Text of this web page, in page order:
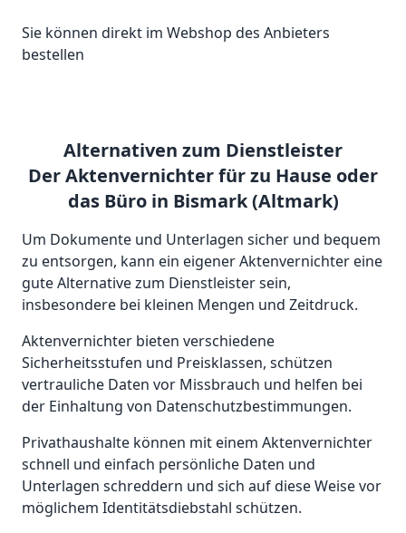
Sie können direkt im Webshop des Anbieters
bestellen
Alternativen zum Dienstleister
Der Aktenvernichter für zu Hause oder
das Büro in Bismark (Altmark)
Um Dokumente und Unterlagen sicher und bequem
zu entsorgen, kann ein eigener Aktenvernichter eine
gute Alternative zum Dienstleister sein,
insbesondere bei kleinen Mengen und Zeitdruck.
Aktenvernichter bieten verschiedene
Sicherheitsstufen und Preisklassen, schützen
vertrauliche Daten vor Missbrauch und helfen bei
der Einhaltung von Datenschutzbestimmungen.
Privathaushalte können mit einem Aktenvernichter
schnell und einfach persönliche Daten und
Unterlagen schreddern und sich auf diese Weise vor
möglichem Identitätsdiebstahl schützen.